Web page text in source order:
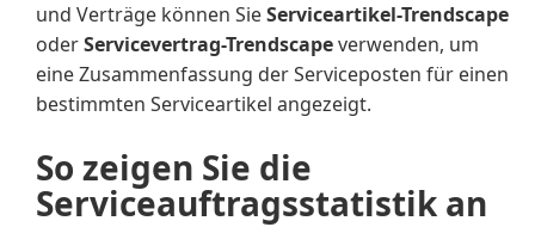
und Verträge können SieServiceartikel-Trendscape
oderServicevertrag-Trendscapeverwenden, um
eine Zusammenfassung der Serviceposten für einen
bestimmten Serviceartikel angezeigt.
So zeigen Sie die
Serviceauftragsstatistik an